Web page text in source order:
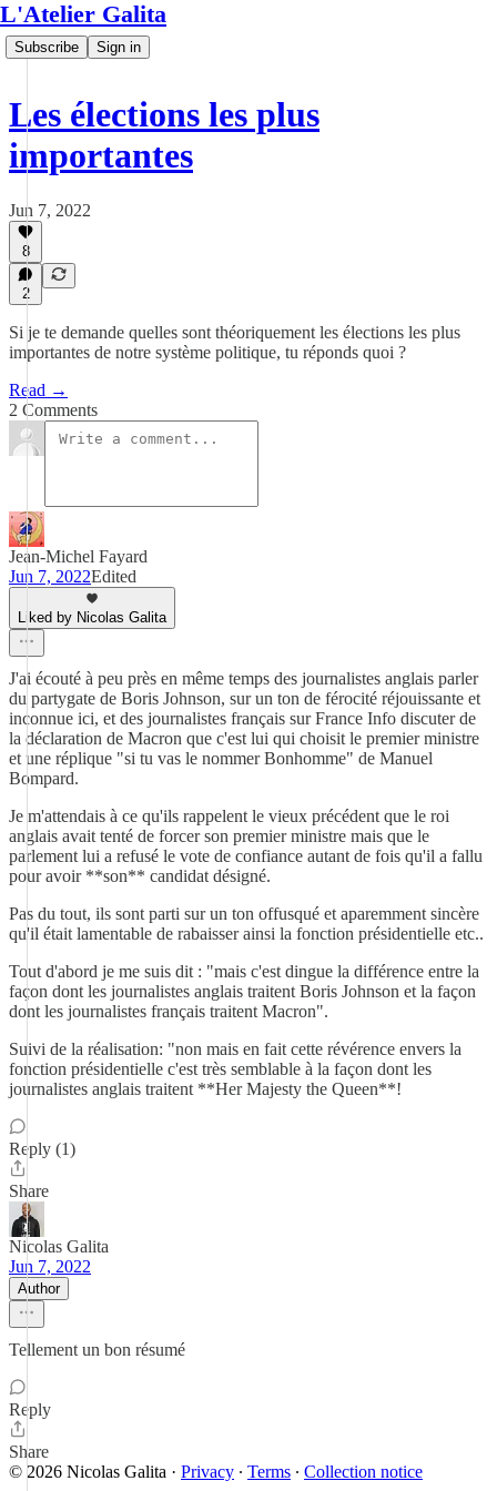
L'Atelier Galita
Subscribe Sign in
Les élections les plus
importantes
Jun 7, 2022
8
2
Si je te demande quelles sont théoriquement les élections les plus
importantes de notre système politique, tu réponds quoi ?
Read →
2 Comments
Jean-Michel Fayard
Jun 7, 2022Edited
Liked by Nicolas Galita
J'ai écouté à peu près en même temps des journalistes anglais parler
du partygate de Boris Johnson, sur un ton de férocité réjouissante et
inconnue ici, et des journalistes français sur France Info discuter de
la déclaration de Macron que c'est lui qui choisit le premier ministre
et une réplique "si tu vas le nommer Bonhomme" de Manuel
Bompard.
Je m'attendais à ce qu'ils rappelent le vieux précédent que le roi
anglais avait tenté de forcer son premier ministre mais que le
parlement lui a refusé le vote de confiance autant de fois qu'il a fallu
pour avoir **son** candidat désigné.
Pas du tout, ils sont parti sur un ton offusqué et aparemment sincère
qu'il était lamentable de rabaisser ainsi la fonction présidentielle etc..
Tout d'abord je me suis dit : "mais c'est dingue la différence entre la
façon dont les journalistes anglais traitent Boris Johnson et la façon
dont les journalistes français traitent Macron".
Suivi de la réalisation: "non mais en fait cette révérence envers la
fonction présidentielle c'est très semblable à la façon dont les
journalistes anglais traitent **Her Majesty the Queen**!
Reply (1)
Share
Nicolas Galita
Jun 7, 2022
Author
Tellement un bon résumé
Reply
Share
© 2026 Nicolas Galita · Privacy ∙ Terms ∙ Collection notice